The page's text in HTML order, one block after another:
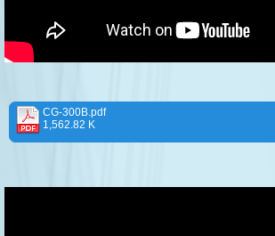
CG-300B.pdf
1,562.82 K